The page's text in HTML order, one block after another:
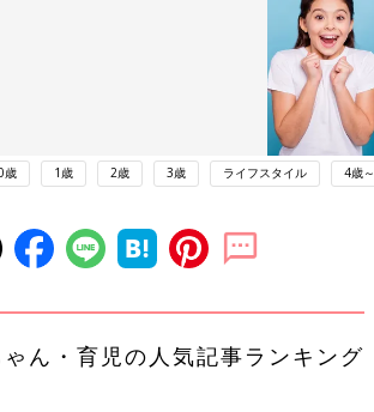
歳 1歳 2歳 3歳 ライフスタイル 4歳～
ん・育児の人気記事ランキング